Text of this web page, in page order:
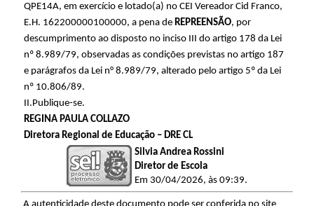
QPE14A, em exercício e lotado(a) no CEI Vereador Cid Franco,
E.H. 162200000100000, a pena de REPREENSÃO, por
descumprimento ao disposto no inciso III do artigo 178 da Lei
nº 8.989/79, observadas as condições previstas no artigo 187
e parágrafos da Lei n° 8.989/79, alterado pelo artigo 5º da Lei
nº 10.806/89.
II.Publique-se.
REGINA PAULA COLLAZO
Diretora Regional de Educação – DRE CL
Silvia Andrea Rossini
Diretor de Escola
Em 30/04/2026, às 09:39.